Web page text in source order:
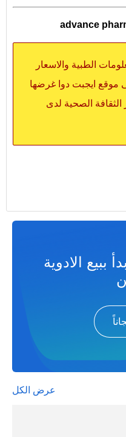
advance
الطبية والاسعار
موقع ايجبت دوا غرضها
الصحية لدى
ببيع الادوية
عرض الكل